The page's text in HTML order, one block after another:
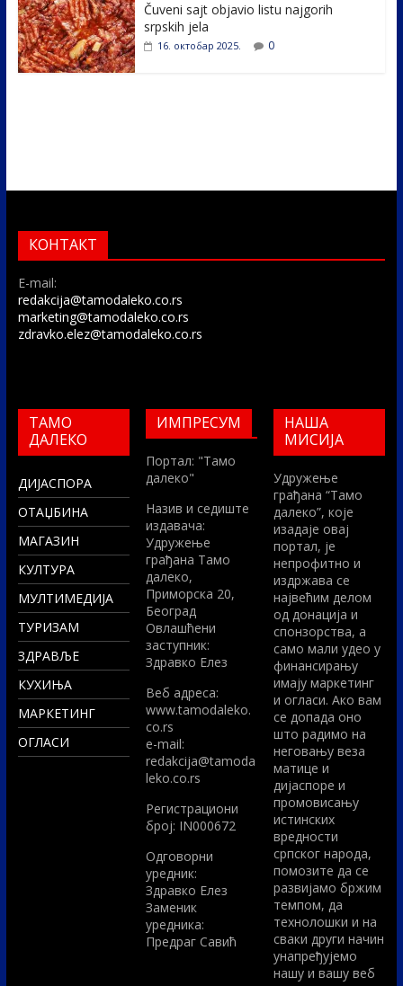
Čuveni sajt objavio listu najgorih
srpskih jela
16. октобар 2025. 0
КОНТАКТ
E-mail:
redakcija@tamodaleko.co.rs
marketing@tamodaleko.co.rs
zdravko.elez@tamodaleko.co.rs
ТАМО
ДАЛЕКО
ДИЈАСПОРА
ОТАЏБИНА
МАГАЗИН
КУЛТУРА
МУЛТИМЕДИЈА
ТУРИЗАМ
ЗДРАВЉЕ
КУХИЊА
МАРКЕТИНГ
ОГЛАСИ
ИМПРЕСУМ
Портал: "Тамо
далеко"
Назив и седиште
издавача:
Удружење
грађана Тамо
далеко,
Приморска 20,
Београд
Овлашћени
заступник:
Здравко Елез
Вeб адреса:
www.tamodaleko.
co.rs
e-mail:
redakcija@tamoda
leko.co.rs
Регистрациони
број: IN000672
Одговорни
уредник:
Здравко Елез
Заменик
уредника:
Предраг Савић
НАША
МИСИЈА
Удружење
грађана “Тамо
далеко”, које
изадаје овај
портал, је
непрофитно и
издржава се
највећим делом
од донација и
спонзорства, а
само мали удео у
финансирању
имају маркетинг
и огласи. Ако вам
се допада оно
што радимо на
неговању веза
матице и
дијаспоре и
промовисању
истинских
вредности
српског народа,
помозите да се
развијамо бржим
темпом, да
технолошки и на
сваки други начин
унапређујемо
нашу и вашу веб